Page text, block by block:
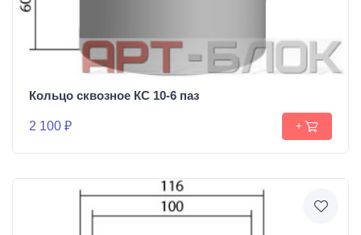
Кольцо сквозное КС 10-6 паз
2 100 ₽ +